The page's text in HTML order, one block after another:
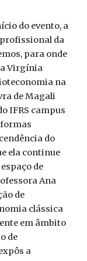
do evento, a
profissional da
para onde
Virgínia
na
de Magali
IFRS campus
do
ela continue
de
Ana
de
clássica
em âmbito
de
a